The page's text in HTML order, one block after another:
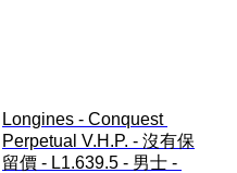
Longines - Conquest
Perpetual V.H.P. - 沒有保
留價 - L1.639.5 - 男士 -